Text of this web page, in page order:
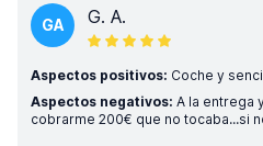
GA G. A.
Aspectos positivos: Coche y
Aspectos negativos: A la entrega
cobrarme 200€ que no tocaba...si